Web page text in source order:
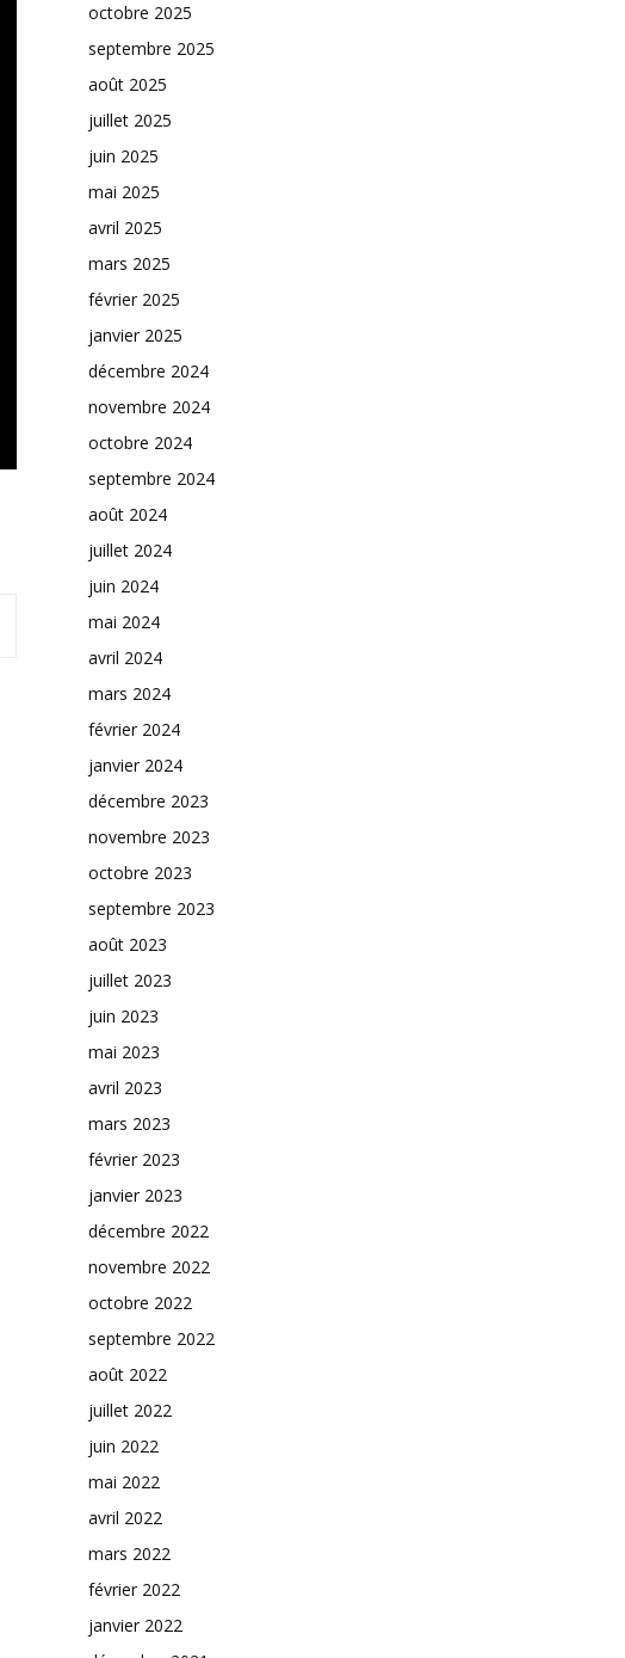
octobre 2025
septembre 2025
août 2025
juillet 2025
juin 2025
mai 2025
avril 2025
mars 2025
février 2025
janvier 2025
décembre 2024
novembre 2024
octobre 2024
septembre 2024
août 2024
juillet 2024
juin 2024
mai 2024
avril 2024
mars 2024
février 2024
janvier 2024
décembre 2023
novembre 2023
octobre 2023
septembre 2023
août 2023
juillet 2023
juin 2023
mai 2023
avril 2023
mars 2023
février 2023
janvier 2023
décembre 2022
novembre 2022
octobre 2022
septembre 2022
août 2022
juillet 2022
juin 2022
mai 2022
avril 2022
mars 2022
février 2022
janvier 2022